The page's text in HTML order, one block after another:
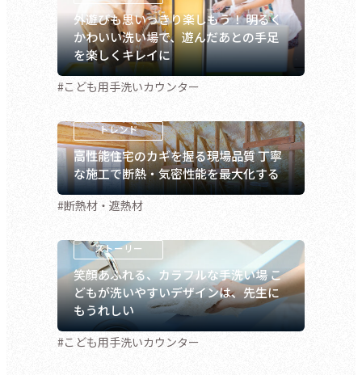
外遊びも思いっきり楽しもう！ 明るく
かわいい洗い場で、遊んだあとの手足
を楽しくキレイに
#こども用手洗いカウンター
高性能住宅のカギを握る現場品質 丁寧
な施工で断熱・気密性能を最大化する
#断熱材・遮熱材
笑顔あふれる、カラフルな手洗い場 こ
どもが洗いやすいデザインは、先生に
もうれしい
#こども用手洗いカウンター